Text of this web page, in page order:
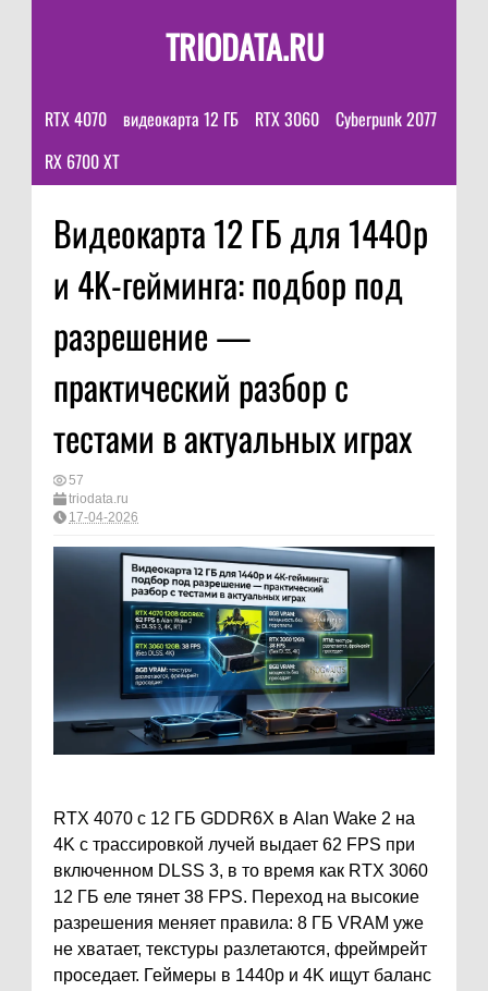
TRIODATA.RU
RTX 4070 видеокарта 12 ГБ RTX 3060
Cyberpunk 2077
RX 6700 XT
Видеокарта 12 ГБ для 1440p
и 4K-гейминга: подбор под
разрешение —
практический разбор с
тестами в актуальных играх
57
triodata.ru
17-04-2026
RTX 4070 с 12 ГБ GDDR6X в Alan Wake 2 на
4K с трассировкой лучей выдает 62 FPS при
включенном DLSS 3, в то время как RTX 3060
12 ГБ еле тянет 38 FPS. Переход на высокие
разрешения меняет правила: 8 ГБ VRAM уже
не хватает, текстуры разлетаются, фреймрейт
проседает. Геймеры в 1440p и 4K ищут баланс